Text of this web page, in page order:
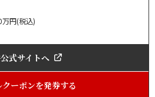
円(税込)
式サイトへ
ーポンを発券する